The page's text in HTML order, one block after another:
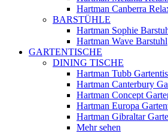
Hartman Canberra
BARSTÜHLE
Hartman Sophie
Hartman Wave Barstuhl
GARTENTISCHE
DINING TISCHE
Hartman Tubb
Hartman Canterbury
Hartman Concept
Hartman Europa
Hartman Gibraltar
Mehr sehen